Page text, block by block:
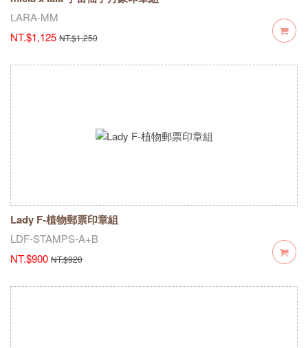
LARA-MM
NT.$1,125 NT.$1,250
Lady F-植物郵票印章組
LDF-STAMPS-A+B
NT.$900 NT.$920